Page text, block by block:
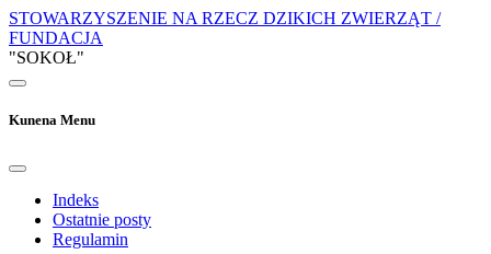
STOWARZYSZENIE NA RZECZ DZIKICH ZWIERZĄT /
FUNDACJA
"SOKOŁ"
Kunena Menu
Indeks
Ostatnie posty
Regulamin